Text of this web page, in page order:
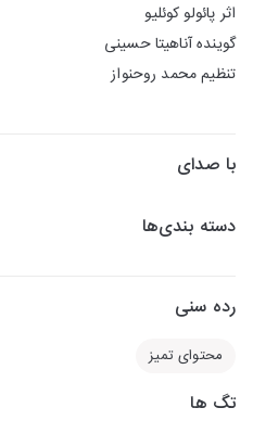
اثر پائولو کوئلیو
گوینده آناهیتا حسینی
تنظیم محمد روحنواز
با صدای
دسته بندی‌ها
رده سنی
محتوای تمیز
تگ ها